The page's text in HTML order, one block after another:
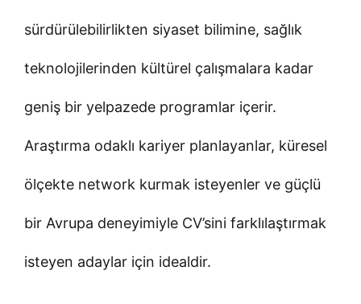
sürdürülebilirlikten siyaset bilimine, sağlık
teknolojilerinden kültürel çalışmalara kadar
geniş bir yelpazede programlar içerir.
Araştırma odaklı kariyer planlayanlar, küresel
ölçekte network kurmak isteyenler ve güçlü
bir Avrupa deneyimiyle CV’sini farklılaştırmak
isteyen adaylar için idealdir.